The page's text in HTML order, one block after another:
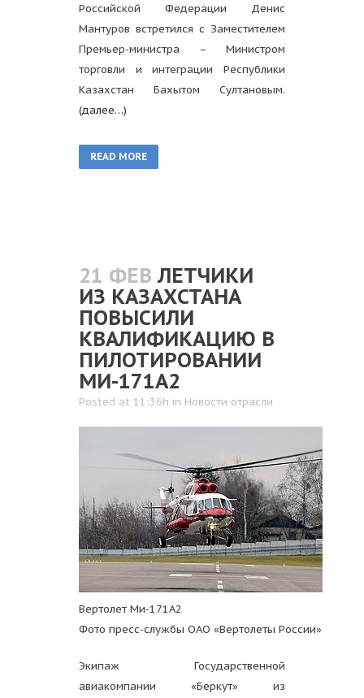
Российской Федерации Денис
Мантуров встретился с Заместителем
Премьер-министра – Министром
торговли и интеграции Республики
Казахстан Бахытом Султановым.
(далее…)
READ MORE
21 ФЕВ ЛЕТЧИКИ
ИЗ КАЗАХСТАНА
ПОВЫСИЛИ
КВАЛИФИКАЦИЮ В
ПИЛОТИРОВАНИИ
МИ-171А2
Posted at 11:36h in Новости отрасли
Вертолет Ми-171А2
Фото пресс-службы ОАО «Вертолеты России»
Экипаж Государственной
авиакомпании «Беркут» из